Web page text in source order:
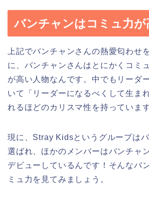
バンチャンはコミュ力が
上記でバンチャンさんの熱愛匂わせ
に、バンチャンさんはとにかくコミ
が高い人物なんです。中でもリーダ
いて「リーダーになるべくして生ま
れるほどのカリスマ性を持っています
現に、Stray Kidsというグループは
選ばれ、ほかのメンバーはバンチャ
デビューしているんです！そんなバ
ミュ力を見てみましょう。